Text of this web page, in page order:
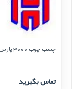
چسب چوب 3000 پارس دبه پلاستیكی 7 كیلویی
تماس بگیرید